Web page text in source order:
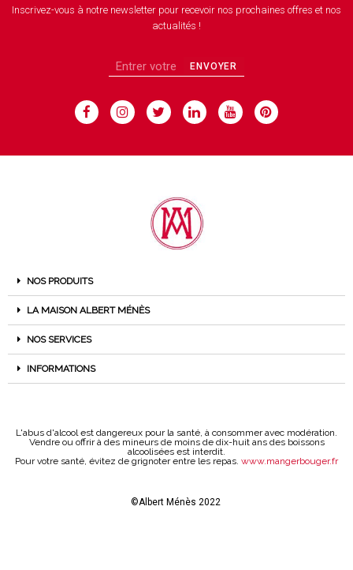
Inscrivez-vous à notre newsletter pour recevoir nos prochaines offres et nos
actualités !
ENVOYER
NOS PRODUITS
LA MAISON ALBERT MÉNÈS
NOS SERVICES
INFORMATIONS
L'abus d'alcool est dangereux pour la santé, à consommer avec modération.
Vendre ou offrir à des mineurs de moins de dix-huit ans des boissons
alcoolisées est interdit.
Pour votre santé, évitez de grignoter entre les repas. www.mangerbouger.fr
©Albert Ménès 2022